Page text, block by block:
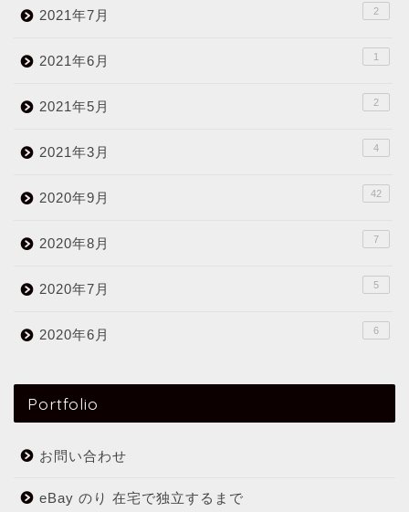
2021年7月 2
2021年6月 1
2021年5月 2
2021年3月 4
2020年9月 42
2020年8月 7
2020年7月 5
2020年6月 6
Portfolio
お問い合わせ
eBay のり 在宅で独立するまで